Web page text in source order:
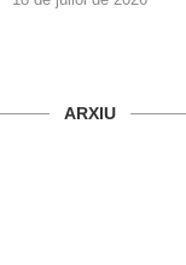
ARXIU